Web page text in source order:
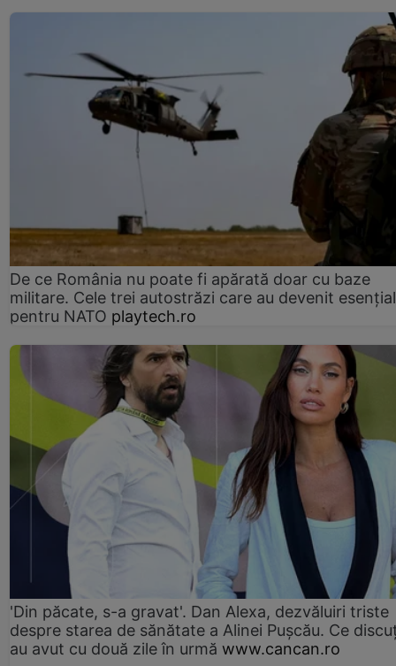
De ce România nu poate fi apărată doar cu baze
militare. Cele trei autostrăzi care au devenit
pentru NATO playtech.ro
'Din păcate, s-a gravat'. Dan Alexa, dezvăluiri triste
despre starea de sănătate a Alinei Pușcău. Ce
au avut cu două zile în urmă www.cancan.ro